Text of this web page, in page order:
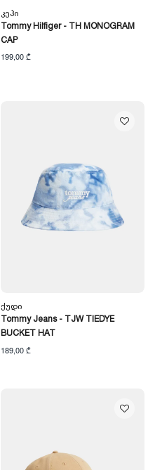
Კეპი
Tommy Hilfiger - TH MONOGRAM
CAP
199,00 ₾
Ქუდი
Tommy Jeans - TJW TIEDYE
BUCKET HAT
189,00 ₾